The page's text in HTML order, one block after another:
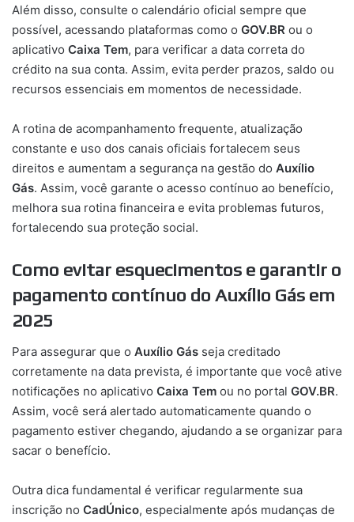
Além disso, consulte o calendário oficial sempre que
possível, acessando plataformas como o GOV.BR ou o
aplicativo Caixa Tem, para verificar a data correta do
crédito na sua conta. Assim, evita perder prazos, saldo ou
recursos essenciais em momentos de necessidade.
A rotina de acompanhamento frequente, atualização
constante e uso dos canais oficiais fortalecem seus
direitos e aumentam a segurança na gestão do Auxílio
Gás. Assim, você garante o acesso contínuo ao benefício,
melhora sua rotina financeira e evita problemas futuros,
fortalecendo sua proteção social.
Como evitar esquecimentos e garantir o
pagamento contínuo do Auxílio Gás em
2025
Para assegurar que o Auxílio Gás seja creditado
corretamente na data prevista, é importante que você ative
notificações no aplicativo Caixa Tem ou no portal GOV.BR.
Assim, você será alertado automaticamente quando o
pagamento estiver chegando, ajudando a se organizar para
sacar o benefício.
Outra dica fundamental é verificar regularmente sua
inscrição no CadÚnico, especialmente após mudanças de